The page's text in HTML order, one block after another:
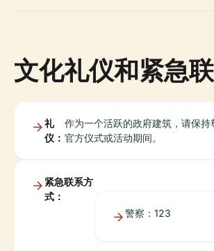
文化礼仪和紧急
礼
仪：
作为一个活跃的政府建筑，请保持
官方仪式或活动期间。
紧急联系方
式：
警察：123